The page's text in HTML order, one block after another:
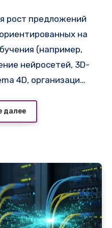
рост предложений
на
(например,
нейросетей, 3D-
4D, организацию
провайдер
vps_russia.php
ускорителями
оборудование
в покупку
стоимость которых
далее